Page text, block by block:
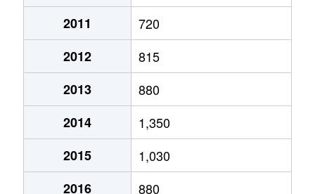
2011
720
2012
815
2013
880
2014
1,350
2015
1,030
2016
880